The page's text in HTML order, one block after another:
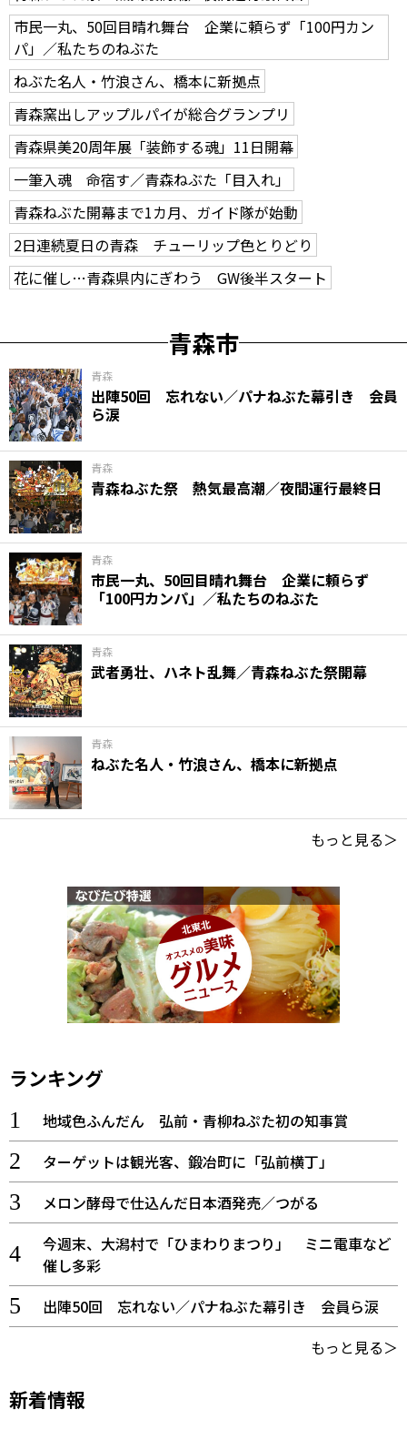
市民一丸、50回目晴れ舞台 企業に頼らず「100円カン
パ」／私たちのねぶた
ねぶた名人・竹浪さん、橋本に新拠点
青森窯出しアップルパイが総合グランプリ
青森県美20周年展「装飾する魂」11日開幕
一筆入魂 命宿す／青森ねぶた「目入れ」
青森ねぶた開幕まで1カ月、ガイド隊が始動
2日連続夏日の青森 チューリップ色とりどり
花に催し…青森県内にぎわう GW後半スタート
青森市
青森
出陣50回 忘れない／パナねぶた幕引き 会員
ら涙
青森
青森ねぶた祭 熱気最高潮／夜間運行最終日
青森
市民一丸、50回目晴れ舞台 企業に頼らず
「100円カンパ」／私たちのねぶた
青森
武者勇壮、ハネト乱舞／青森ねぶた祭開幕
青森
ねぶた名人・竹浪さん、橋本に新拠点
もっと見る＞
ランキング
地域色ふんだん 弘前・青柳ねぷた初の知事賞
ターゲットは観光客、鍛冶町に「弘前横丁」
メロン酵母で仕込んだ日本酒発売／つがる
今週末、大潟村で「ひまわりまつり」 ミニ電車など
催し多彩
出陣50回 忘れない／パナねぶた幕引き 会員ら涙
もっと見る＞
新着情報